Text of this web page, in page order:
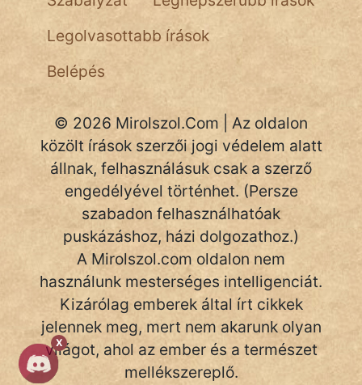
X
Legolvasottabb írások
Belépés
© 2026 Mirolszol.Com | Az oldalon
közölt írások szerzői jogi védelem alatt
állnak, felhasználásuk csak a szerző
engedélyével történhet. (Persze
szabadon felhasználhatóak
puskázáshoz, házi dolgozathoz.)
A Mirolszol.com oldalon nem
használunk mesterséges intelligenciát.
Kizárólag emberek által írt cikkek
jelennek meg, mert nem akarunk olyan
világot, ahol az ember és a természet
mellékszereplő.